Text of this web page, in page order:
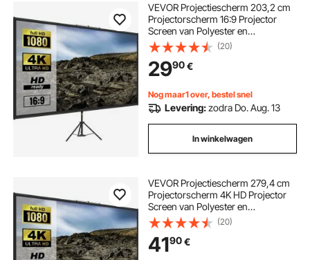
VEVOR Projectiescherm 203,2 cm
Projectorscherm 16:9 Projector
Screen van Polyester en
Aluminiumlegering met Verstelbaar
Aluminium Statief en 160 Graden
Kijkhoek voor Thuisbioscoop,
Vergaderruimte, enz
(20)
2990€
Nog maar1 over, bestel snel
Levering:zodra Do. Aug. 13
In winkelwagen
VEVOR Projectiescherm 279,4 cm
Projectorscherm 4K HD Projector
Screen van Polyester en
Aluminiumlegering met Verstelbaar
Aluminium Statief en 160 Graden
Kijkhoek voor Thuisbioscoop Buiten
Kamperen enz
(20)
4190€